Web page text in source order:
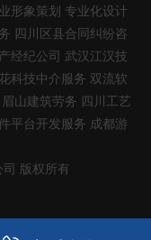
形象策划 专业化设计
四川区县合同纠纷咨
经纪公司 武汉江汉技
科技中介服务 双流软
眉山建筑劳务 四川工艺
平台开发服务 成都游
版权所有